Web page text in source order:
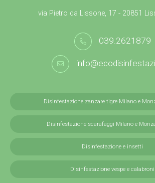
via Pietro da Lissone, 17 - 20851
039.2621879
Disinfestazione zanzare tigre Milano e
Disinfestazione scarafaggi Milano e
Disinfestazione e insetti
Disinfestazione vespe e calabroni